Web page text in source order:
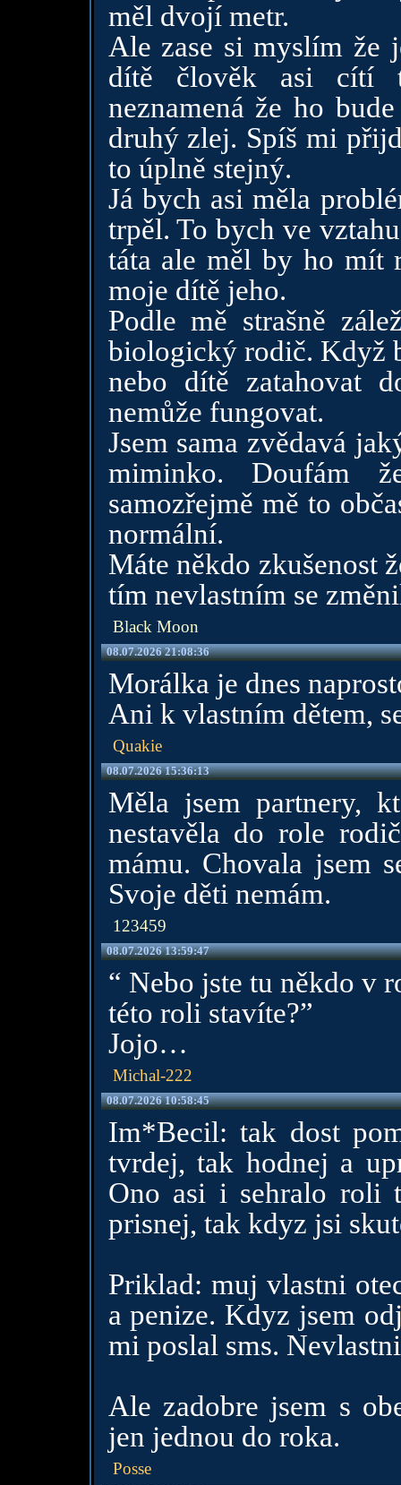
měl dvojí metr.
Ale zase si myslím že
dítě člověk asi cítí
neznamená že ho
druhý zlej. Spíš mi
to úplně stejný.
Já bych asi měla
trpěl. To bych ve
táta ale měl by ho mít
moje dítě jeho.
Podle mě strašně
biologický rodič. Když
nebo dítě zatahovat
nemůže fungovat.
Jsem sama zvědavá
miminko. Doufám
samozřejmě mě to
normální.
Máte někdo zkušenost
tím nevlastním se
Black Moon
08.07.2026 21:08:36
Morálka je dnes
Ani k vlastním dětem,
Quakie
08.07.2026 15:36:13
Měla jsem partnery,
nestavěla do role
mámu. Chovala jsem
Svoje děti nemám.
123459
08.07.2026 13:59:47
“ Nebo jste tu někdo v
této roli stavíte?”
Jojo…
Michal-222
08.07.2026 10:58:45
Im*Becil: tak dost
tvrdej, tak hodnej a
Ono asi i sehralo roli
prisnej, tak kdyz jsi
Priklad: muj vlastni
a penize. Kdyz jsem
mi poslal sms.
Ale zadobre jsem s
jen jednou do roka.
Posse